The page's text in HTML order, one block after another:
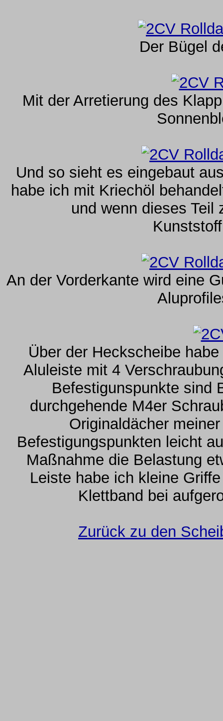
Der Bügel
Mit der Arretierung des
Und so sieht es eingebaut
habe ich mit Kriechöl
und wenn dieses Teil
An der Vorderkante wird eine
Über der Heckscheibe
Aluleiste mit 4
Befestigunspunkte sind
durchgehende M4er
Originaldächer
Befestigungspunkten leicht
Maßnahme die Belastung
Leiste habe ich kleine
Klettband bei
Zurück zu den